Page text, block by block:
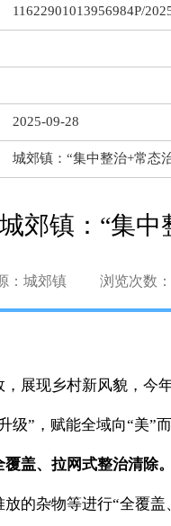
11622901013956984P/
2025-09-28
城郊镇：“集中整治+常态
城郊镇：“集
：城郊镇 浏览次数：
展现乡村新风貌，今
”，赋能全域向“美”而
盖、拉网式整治清除。
的杂物等进行“全覆